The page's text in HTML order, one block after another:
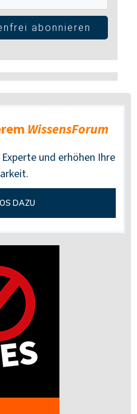
abonnieren
WissensForum
und erhöhen Ihre
DAZU